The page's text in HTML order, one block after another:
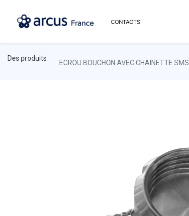
CONTACTS
Des produits
ECROU BOUCHON AVEC CHAINETTE SMS